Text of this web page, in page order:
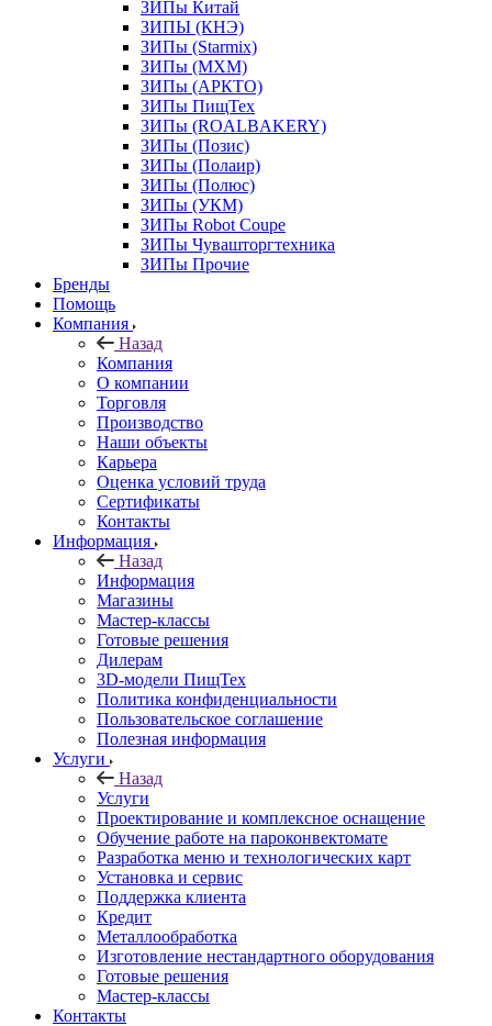
ЗИПы Китай
ЗИПЫ (КНЭ)
ЗИПы (Starmix)
ЗИПы (МХМ)
ЗИПы (АРКТО)
ЗИПы ПищТех
ЗИПы (ROALBAKERY)
ЗИПы (Позис)
ЗИПы (Полаир)
ЗИПы (Полюс)
ЗИПы (УКМ)
ЗИПы Robot Coupe
ЗИПы Чувашторгтехника
ЗИПы Прочие
Бренды
Помощь
Компания
Назад
Компания
О компании
Торговля
Производство
Наши объекты
Карьера
Оценка условий труда
Сертификаты
Контакты
Информация
Назад
Информация
Магазины
Мастер-классы
Готовые решения
Дилерам
3D-модели ПищТех
Политика конфиденциальности
Пользовательское соглашение
Полезная информация
Услуги
Назад
Услуги
Проектирование и комплексное оснащение
Обучение работе на пароконвектомате
Разработка меню и технологических карт
Установка и сервис
Поддержка клиента
Кредит
Металлообработка
Изготовление нестандартного оборудования
Готовые решения
Мастер-классы
Контакты